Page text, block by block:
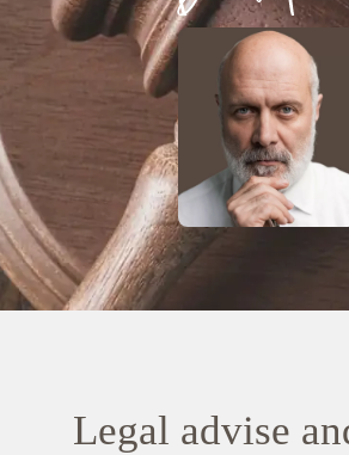
Legal advise